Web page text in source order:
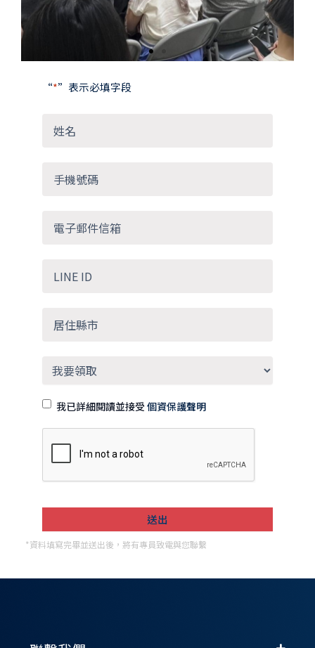
“*”表示必填字段
我已詳細閱讀並接受 個資保護聲明
*資料填寫完畢並送出後，將有專員致電與您聯繫